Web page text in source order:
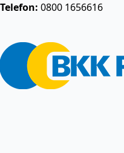
Telefon: 0800 1656616